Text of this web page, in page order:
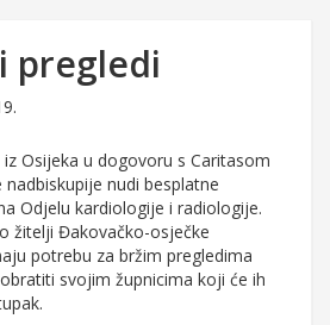
pregledi
iz Osijeka u dogovoru s Caritasom
nudi besplatne
Odjelu kardiologije i radiologije.
žitelji Đakovačko-osječke
potrebu za bržim pregledima
svojim župnicima koji će ih